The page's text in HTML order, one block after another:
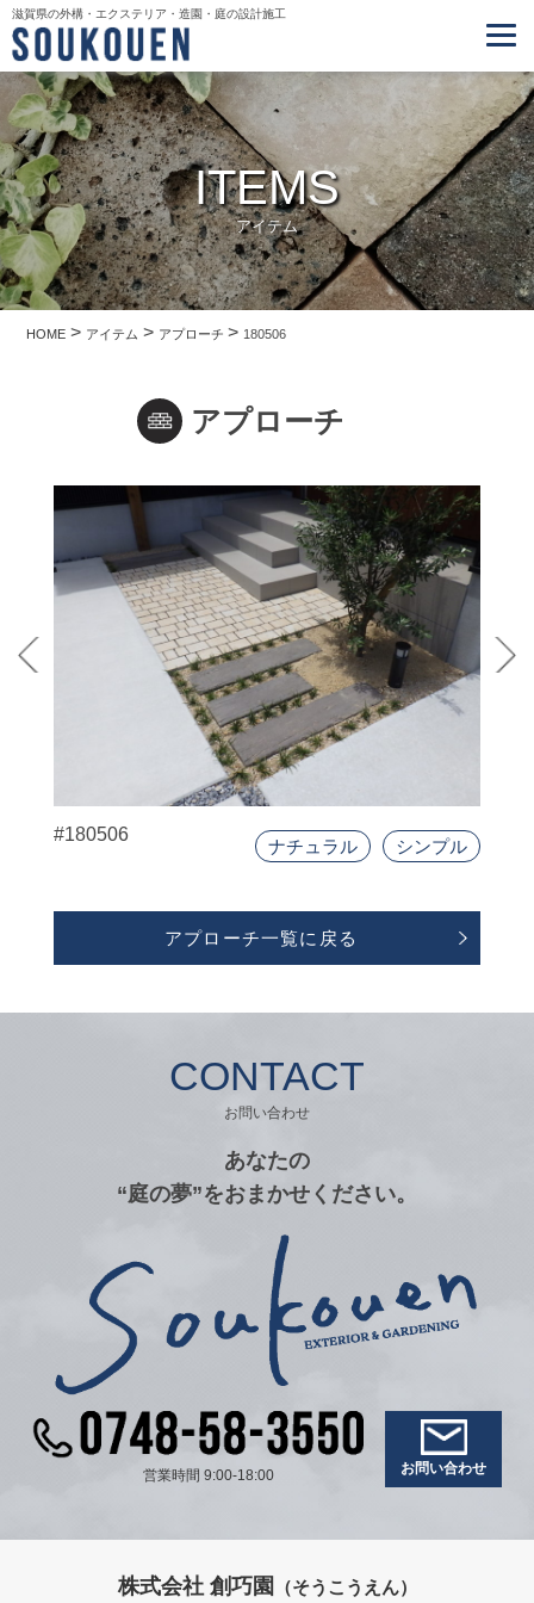
滋賀県の外構・エクステリア・造園・庭の設計施工
ITEMS
アイテム
HOME > アイテム > アプローチ> 180506
アプローチ
#180506
ナチュラル シンプル
アプローチ一覧に戻る
CONTACT
お問い合わせ
あなたの
“庭の夢”をおまかせください。
営業時間 9:00-18:00 お問い合わせ
株式会社 創巧園 （そうこうえん）